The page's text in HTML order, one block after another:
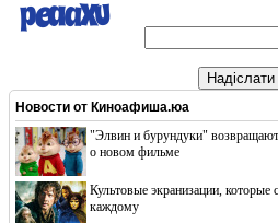
Надіслати
Новости от Киноафиша.юа
"Элвин и бурундуки"
о новом фильме
Культовые экранизации, которые
каждому